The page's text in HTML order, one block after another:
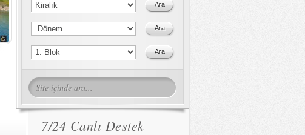
7/24 Canlı Destek